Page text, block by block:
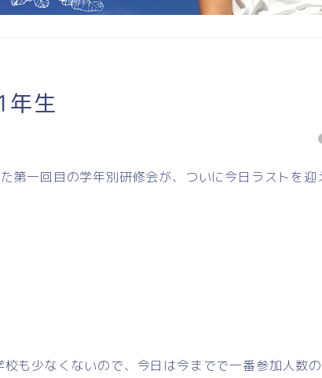
年生
第一回目の学年別研修会が、ついに今日ラストを迎
校も少なくないので、今日は今までで一番参加人数